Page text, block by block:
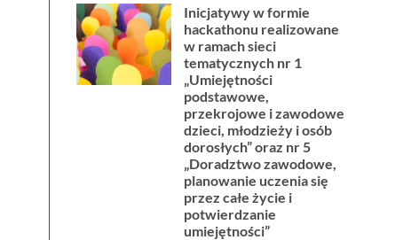
Inicjatywy w formie
hackathonu realizowane
w ramach sieci
tematycznych nr 1
„Umiejętności
podstawowe,
przekrojowe i zawodowe
dzieci, młodzieży i osób
dorosłych” oraz nr 5
„Doradztwo zawodowe,
planowanie uczenia się
przez całe życie i
potwierdzanie
umiejętności”